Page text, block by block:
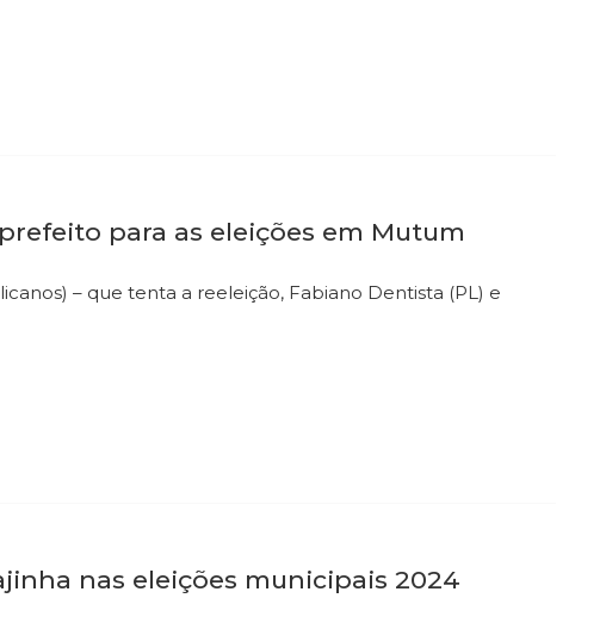
para as eleições em Mutum
– que tenta a reeleição, Fabiano Dentista (PL) e
nas eleições municipais 2024